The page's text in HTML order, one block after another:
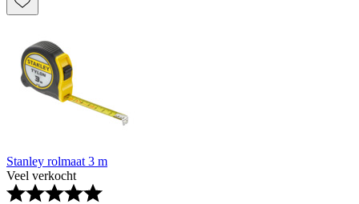
Stanley rolmaat 3 m
Veel verkocht